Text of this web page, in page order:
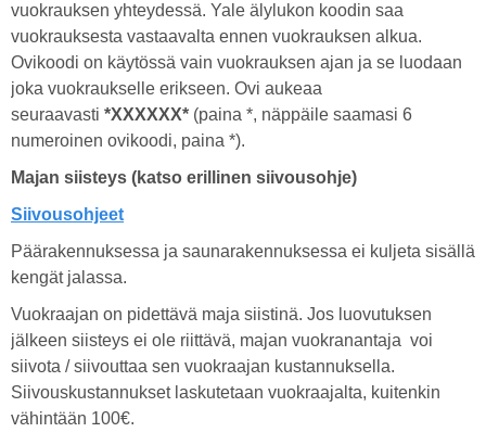
vuokrauksen yhteydessä. Yale älylukon koodin saa
vuokrauksesta vastaavalta ennen vuokrauksen alkua.
Ovikoodi on käytössä vain vuokrauksen ajan ja se luodaan
joka vuokraukselle erikseen. Ovi aukeaa
seuraavasti *XXXXXX* (paina *, näppäile saamasi 6
numeroinen ovikoodi, paina *).
Majan siisteys (katso erillinen siivousohje)
Siivousohjeet
Päärakennuksessa ja saunarakennuksessa ei kuljeta sisällä
kengät jalassa.
Vuokraajan on pidettävä maja siistinä. Jos luovutuksen
jälkeen siisteys ei ole riittävä, majan vuokranantaja voi
siivota / siivouttaa sen vuokraajan kustannuksella.
Siivouskustannukset laskutetaan vuokraajalta, kuitenkin
vähintään 100€.